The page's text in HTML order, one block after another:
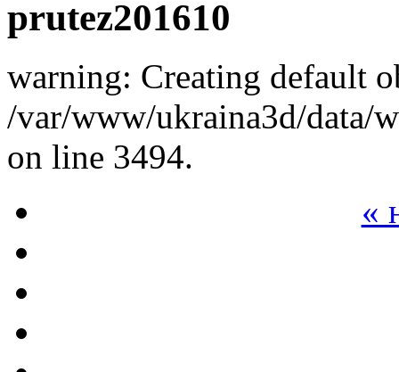
prutez201610
warning: Creating default
/var/www/ukraina3d/data/
on line 3494.
«